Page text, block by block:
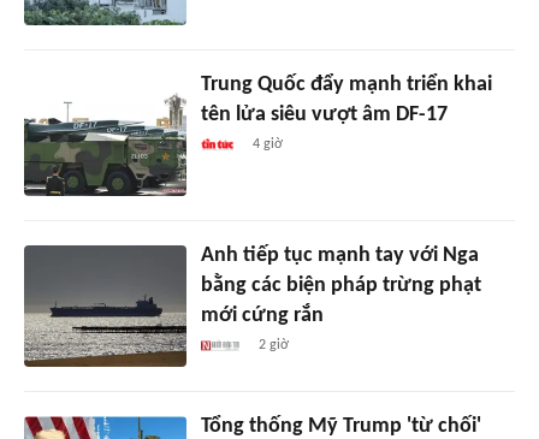
Trung Quốc đẩy mạnh triển khai
tên lửa siêu vượt âm DF-17
4 giờ
Anh tiếp tục mạnh tay với Nga
bằng các biện pháp trừng phạt
mới cứng rắn
2 giờ
Tổng thống Mỹ Trump 'từ chối'